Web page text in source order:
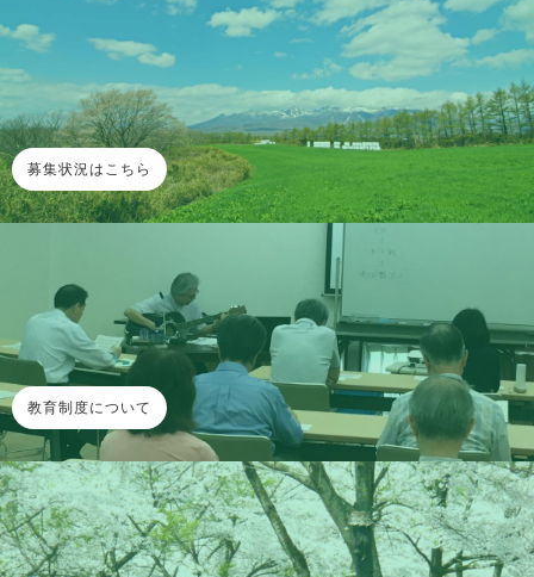
募集状況はこちら
教育制度について